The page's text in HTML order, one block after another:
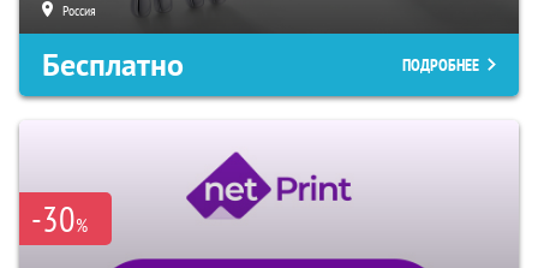
Россия
Бесплатно ПОДРОБНЕЕ
-30%